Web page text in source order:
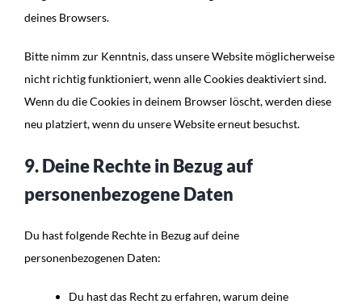
deines Browsers.
Bitte nimm zur Kenntnis, dass unsere Website möglicherweise
nicht richtig funktioniert, wenn alle Cookies deaktiviert sind.
Wenn du die Cookies in deinem Browser löscht, werden diese
neu platziert, wenn du unsere Website erneut besuchst.
9. Deine Rechte in Bezug auf
personenbezogene Daten
Du hast folgende Rechte in Bezug auf deine
personenbezogenen Daten:
Du hast das Recht zu erfahren, warum deine